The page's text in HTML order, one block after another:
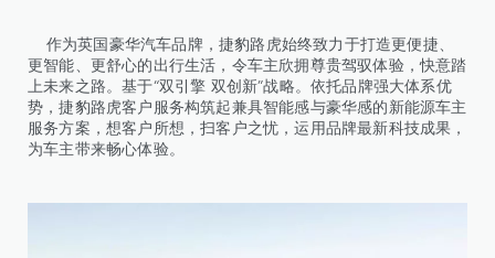
作为英国豪华汽车品牌，捷豹路虎始终致力于打造更便捷、
更智能、更舒心的出行生活，令车主欣拥尊贵驾驭体验，快意踏
上未来之路。基于“双引擎 双创新”战略。依托品牌强大体系优
势，捷豹路虎客户服务构筑起兼具智能感与豪华感的新能源车主
服务方案，想客户所想，扫客户之忧，运用品牌最新科技成果，
为车主带来畅心体验。